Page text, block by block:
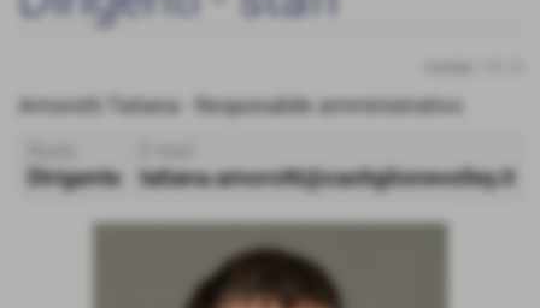
Amorotti Tatiana - Responabile amministrativo
Dirigente tatiana.amorotti@castiglionevolley.it